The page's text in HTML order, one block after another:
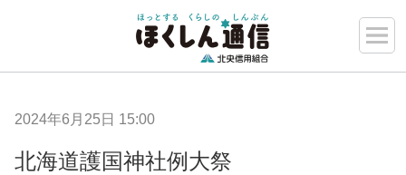
2024年6月25日 15:00
北海道護国神社例大祭